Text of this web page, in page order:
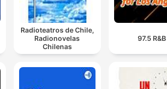
Radioteatros de Chile,
Radionovelas
Chilenas
97.5 R&B